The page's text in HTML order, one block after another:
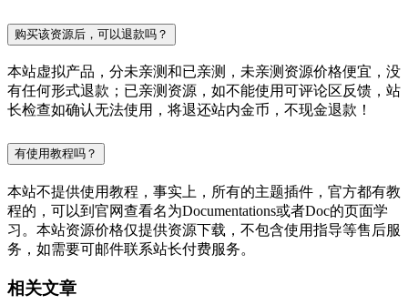
购买该资源后，可以退款吗？
本站虚拟产品，分未亲测和已亲测，未亲测资源价格便宜，没
有任何形式退款；已亲测资源，如不能使用可评论区反馈，站
长检查如确认无法使用，将退还站内金币，不现金退款！
有使用教程吗？
本站不提供使用教程，事实上，所有的主题插件，官方都有教
程的，可以到官网查看名为Documentations或者Doc的页面学
习。本站资源价格仅提供资源下载，不包含使用指导等售后服
务，如需要可邮件联系站长付费服务。
相关文章